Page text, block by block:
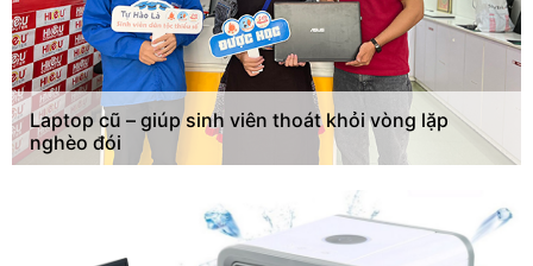
Laptop cũ – giúp sinh viên thoát khỏi vòng lặp
nghèo đói